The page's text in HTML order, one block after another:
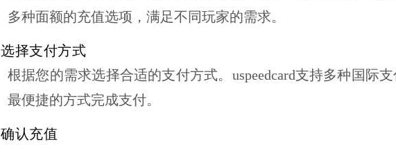
多种面额的充值选项，满足不同玩家的需求。
选择支付方式
根据您的需求选择合适的支付方式。 uspeedcard支持多种国际
最便捷的方式完成支付。
确认充值